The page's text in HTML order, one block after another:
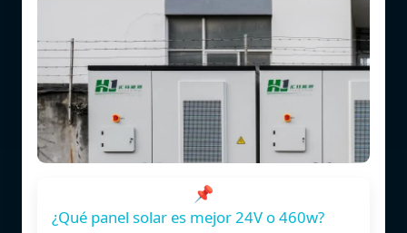
📌
¿Qué panel solar es mejor 24V o 460w?